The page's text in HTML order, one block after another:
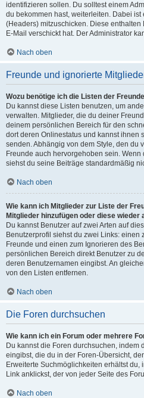
identifizieren sollen. Du solltest einem
du bekommen hast, weiterleiten. Dabei
(Headers) mitzuschicken. Diese
E-Mail verschickt hat. Der Administrator
Nach oben
Freunde und ignorierte
Wozu benötige ich die Listen der
Du kannst diese Listen benutzen, um
verwalten. Mitglieder, die du deiner
deinem persönlichen Bereich für den
dort deren Onlinestatus und kannst ihnen
senden. Abhängig von dem Style, den du
Freunde auch hervorgehoben sein.
siehst du seine Beiträge standardmäßig
Nach oben
Wie kann ich Mitglieder zur Liste der
Mitglieder hinzufügen oder diese wieder
Du kannst Benutzer auf zwei Arten auf
Benutzerprofil siehst du zwei Links: einen
Freunde und einen zum Ignorieren des
persönlichen Bereich direkt Benutzer zu
deren Benutzernamen eingibst. An
von den Listen entfernen.
Nach oben
Die Foren durchsuchen
Wie kann ich ein Forum oder mehrere
Du kannst die Foren durchsuchen, indem
eingibst, die du in der Foren-Übersicht,
Erweiterte Suchmöglichkeiten erhältst du,
Link anklickst, der von jeder Seite des
Nach oben